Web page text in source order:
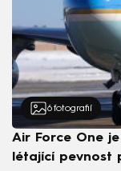
6 fotografií
Air Force One
létající pevnost